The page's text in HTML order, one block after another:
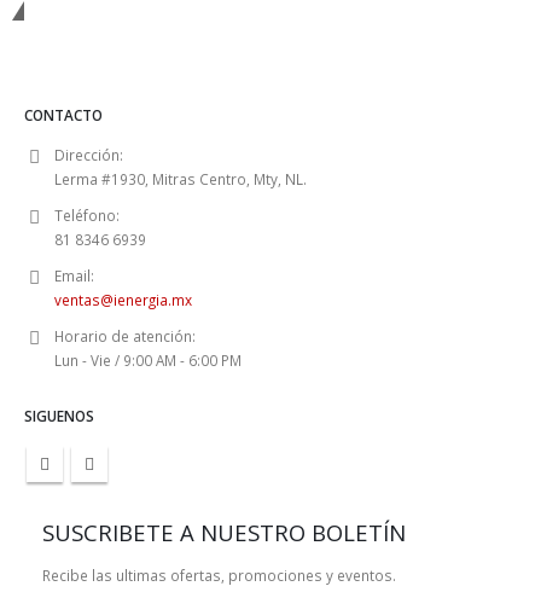
CONTACTO
Dirección:
Lerma #1930, Mitras Centro, Mty, NL.
Teléfono:
81 8346 6939
Email:
ventas@ienergia.mx
Horario de atención:
Lun - Vie / 9:00 AM - 6:00 PM
SIGUENOS
SUSCRIBETE A NUESTRO BOLETÍN
Recibe las ultimas ofertas, promociones y eventos.